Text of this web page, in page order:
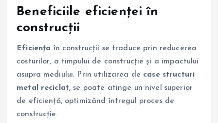
Beneficiile eficienței în
construcții
Eficiența în construcții se traduce prin reducerea
costurilor, a timpului de construcție și a impactului
asupra mediului. Prin utilizarea de case structuri
metal reciclat, se poate atinge un nivel superior
de eficiență, optimizând întregul proces de
construcție.